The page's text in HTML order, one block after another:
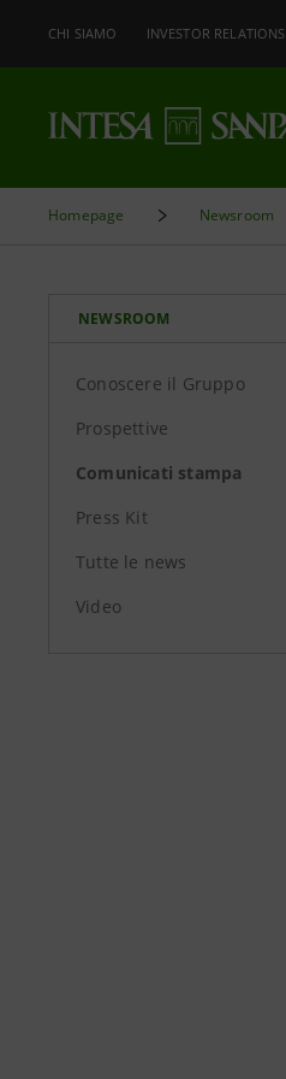
CHI SIAMO INVESTOR RELATIONS
Homepage Newsroom
NEWSROOM
Conoscere il Gruppo
Prospettive
Comunicati stampa
Press Kit
Tutte le news
Video